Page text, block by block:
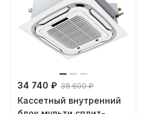
34 740 ₽ 38 600 ₽
Кассетный внутренний